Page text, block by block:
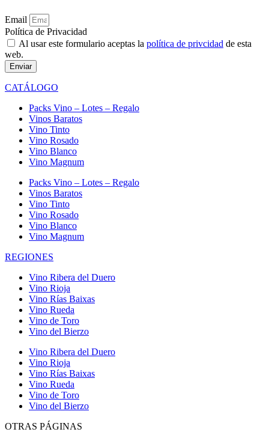
Email
Política de Privacidad
Al usar este formulario aceptas la política de privcidad de esta
web.
Enviar
CATÁLOGO
Packs Vino – Lotes – Regalo
Vinos Baratos
Vino Tinto
Vino Rosado
Vino Blanco
Vino Magnum
Packs Vino – Lotes – Regalo
Vinos Baratos
Vino Tinto
Vino Rosado
Vino Blanco
Vino Magnum
REGIONES
Vino Ribera del Duero
Vino Rioja
Vino Rías Baixas
Vino Rueda
Vino de Toro
Vino del Bierzo
Vino Ribera del Duero
Vino Rioja
Vino Rías Baixas
Vino Rueda
Vino de Toro
Vino del Bierzo
OTRAS PÁGINAS